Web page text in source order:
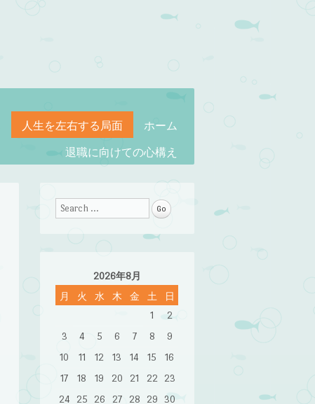
ホーム
人生を左右する局面
退職に向けての心構え
Search
2026年8月
月 火 水 木 金 土 日
1
2
3
4 5 6 7 8
9
10
11 12 13 14 15
16
17
18 19 20 21 22
23
24
25 26 27 28 29
30